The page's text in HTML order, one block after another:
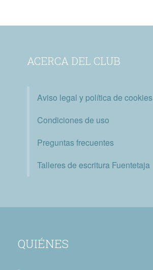
ACERCA DEL CLUB
Aviso legal y política de cookies
Condiciones de uso
Preguntas frecuentes
Talleres de escritura Fuentetaja
QUIÉNES